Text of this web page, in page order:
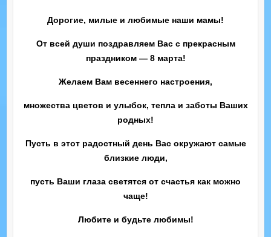
Дорогие, милые и любимые наши мамы!
От всей души поздравляем Вас с прекрасным
праздником — 8 марта!
Желаем Вам весеннего настроения,
множества цветов и улыбок, тепла и заботы Ваших
родных!
Пусть в этот радостный день Вас окружают самые
близкие люди,
пусть Ваши глаза светятся от счастья как можно
чаще!
Любите и будьте любимы!